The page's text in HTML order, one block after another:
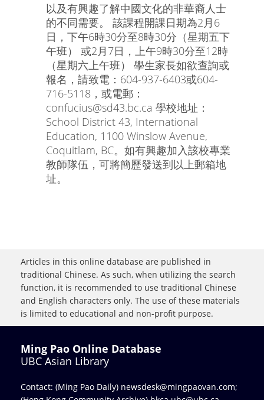
以及有興趣了解中國文化的非華裔人士
的不同需要。 該課程開課日期為2月6
日，下午6時30分至8時30分（星期五下
午班） 或2月7日，上午9時30分至12時
（星期六上午班） 學生家長如欲查詢或
報名，請致電：604-937-6403或604-
716-5118，或電郵：
confucius@sd43.bc.ca 學校地址：
School District 43, International
Education, 1100 Winslow Avenue,
Coquitlam, BC。如有興趣加入該校專業
教師隊伍，可將簡歷發送到以上郵箱地
址。
Articles in this online database are published in
traditional Chinese. As such, when utilizing the search
function, it is recommended to use traditional Chinese
and English characters only. The use of these materials
is limited to educational and non-profit purpose.
Ming Pao Online Database
UBC Asian Library
Contact: (Ming Pao Daily) newsdesk@mingpaovan.com;